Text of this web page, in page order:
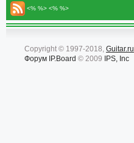
<% %> <% %>
Copyright © 1997-2018, Guitar.ru
Форум IP.Board © 2009 IPS, Inc